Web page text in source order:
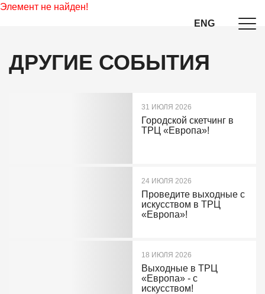
ENG
Элемент не найден!
ДРУГИЕ СОБЫТИЯ
31 ИЮЛЯ 2026
Городской скетчинг в
ТРЦ «Европа»!
24 ИЮЛЯ 2026
Проведите выходные с
искусством в ТРЦ
«Европа»!
18 ИЮЛЯ 2026
Выходные в ТРЦ
«Европа» - с
искусством!